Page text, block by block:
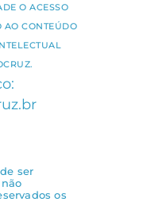
O ACESSO
AO CONTEÚDO
ser
os